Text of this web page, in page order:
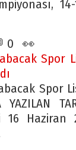
0 👀
Spor
Spor
16 Haziran